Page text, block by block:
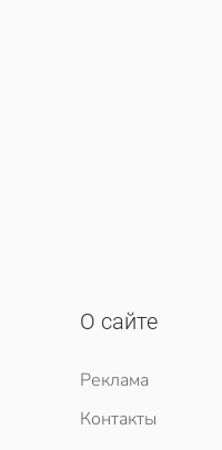
О сайте
Реклама
Контакты